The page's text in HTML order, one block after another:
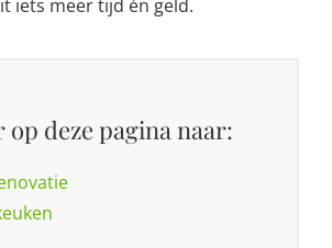
iets meer tijd én geld.
op deze pagina naar: